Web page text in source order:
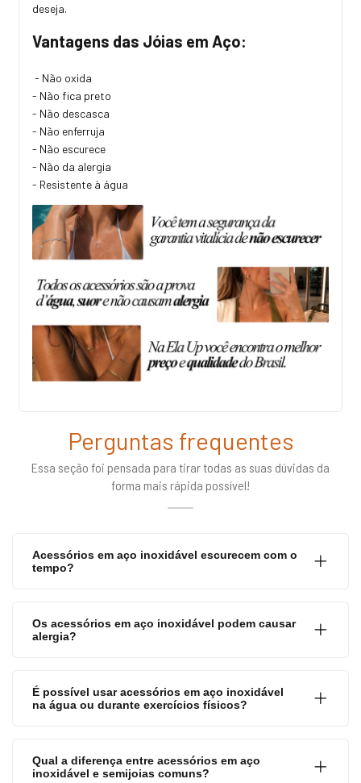
deseja.
Vantagens das Jóias em Aço:
- Não oxida
- Não fica preto
- Não descasca
- Não enferruja
- Não escurece
- Não da alergia
- Resistente à água
Perguntas frequentes
Essa seção foi pensada para tirar todas as suas dúvidas da
forma mais rápida possível!
Acessórios em aço inoxidável escurecem com o
tempo?
Os acessórios em aço inoxidável podem causar
alergia?
É possível usar acessórios em aço inoxidável
na água ou durante exercícios físicos?
Qual a diferença entre acessórios em aço
inoxidável e semijoias comuns?